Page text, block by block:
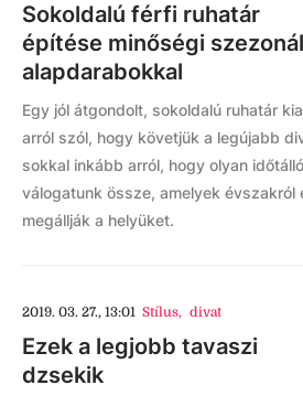
Sokoldalú férfi ruhatár
építése minőségi
alapdarabokkal
Egy jól átgondolt, sokoldalú ruhatár
arról szól, hogy követjük a legújabb
sokkal inkább arról, hogy olyan
válogatunk össze, amelyek évszakról
megállják a helyüket.
2019. 03. 27., 13:01 Stílus, divat
Ezek a legjobb tavaszi
dzsekik